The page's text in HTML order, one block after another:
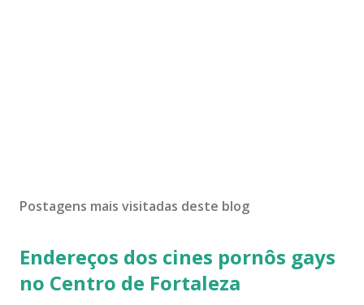
Postagens mais visitadas deste blog
Endereços dos cines pornôs gays
no Centro de Fortaleza